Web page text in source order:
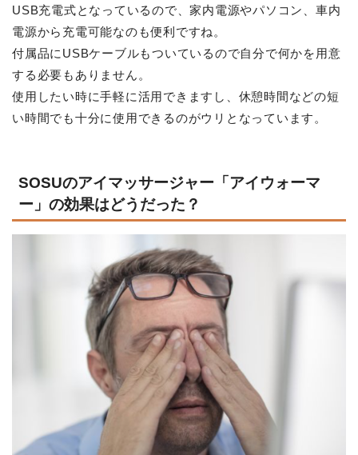
USB充電式となっているので、家内電源やパソコン、車内
電源から充電可能なのも便利ですね。
付属品にUSBケーブルもついているので自分で何かを用意
する必要もありません。
使用したい時に手軽に活用できますし、休憩時間などの短
い時間でも十分に使用できるのがウリとなっています。
SOSUのアイマッサージャー「アイウォーマ
ー」の効果はどうだった？